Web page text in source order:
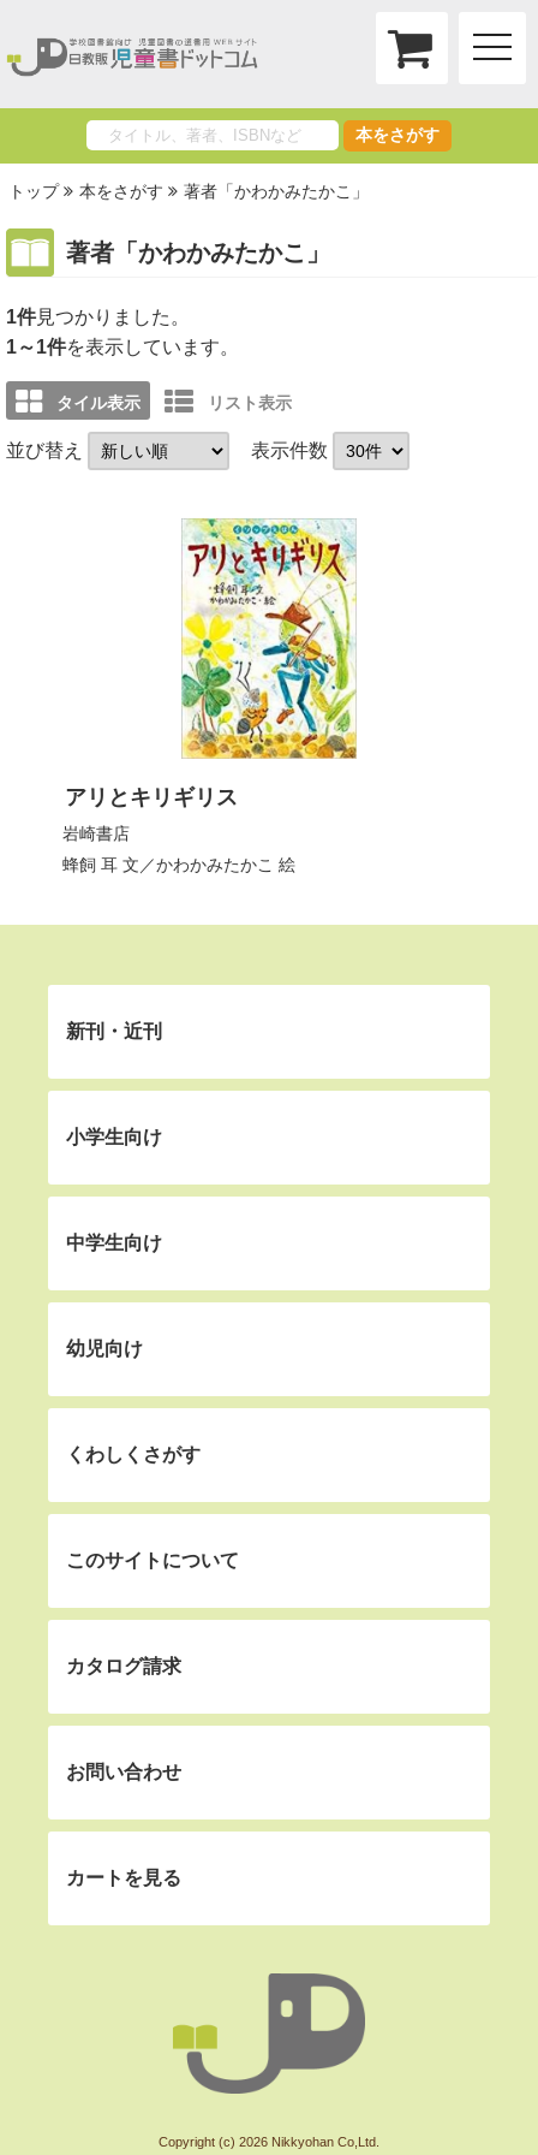
toggle
本をさがす
トップ 本をさがす 著者「かわかみたかこ」
著者「かわかみたかこ」
1件
1～1件を表示しています。
タイル表示 リスト表示
並び替え 表示件数
アリとキリギリス
岩崎書店
蜂飼 耳文／かわかみたかこ 絵
新刊・近刊
小学生向け
中学生向け
幼児向け
くわしくさがす
このサイトについて
カタログ請求
お問い合わせ
カートを見る
Copyright (c) 2026 Nikkyohan Co,Ltd.